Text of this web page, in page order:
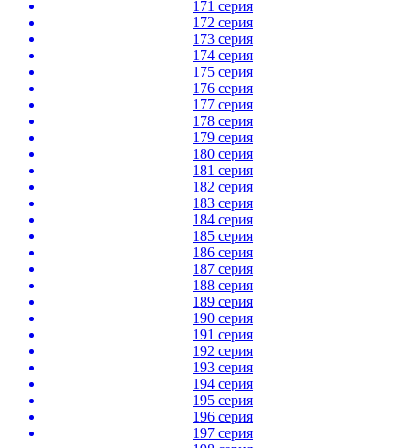
171 серия
172 серия
173 серия
174 серия
175 серия
176 серия
177 серия
178 серия
179 серия
180 серия
181 серия
182 серия
183 серия
184 серия
185 серия
186 серия
187 серия
188 серия
189 серия
190 серия
191 серия
192 серия
193 серия
194 серия
195 серия
196 серия
197 серия